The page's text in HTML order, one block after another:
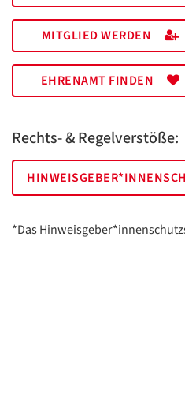
MITGLIED WERDEN
EHRENAMT FINDEN
Rechts- & Regelverstöße:
*Das